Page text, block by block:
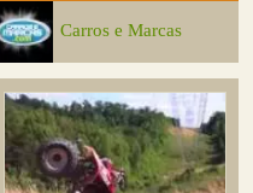
Carros e Marcas